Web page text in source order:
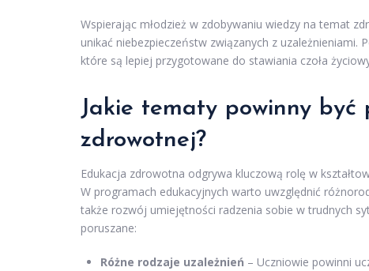
Wspierając młodzież w zdobywaniu wiedzy na temat
unikać niebezpieczeństw związanych z
które są lepiej przygotowane do stawiania czoła
Jakie tematy powinny być
zdrowotnej?
Edukacja zdrowotna odgrywa kluczową rolę w
W programach edukacyjnych warto uwzględnić
także rozwój umiejętności radzenia sobie w trudnych
poruszane:
Różne rodzaje uzależnień – Uczniowie powinni